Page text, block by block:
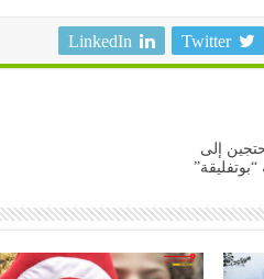
Twitter
LinkedIn
إلى